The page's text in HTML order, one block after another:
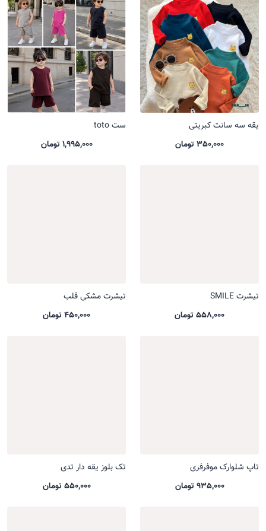
یقه سه سانت کبریتی
350,000 تومان
ست toto
1,995,000 تومان
تیشرت SMILE
558,000 تومان
تیشرت مشکی قلب
450,000 تومان
تاپ شلوارک موفرفری
935,000 تومان
تک بلوز یقه دار تدی
550,000 تومان